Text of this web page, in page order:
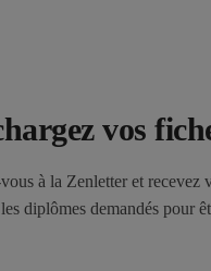
vos
à la Zenletter et recevez
diplômes demandés pour